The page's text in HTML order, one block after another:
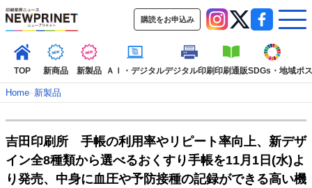
購読をお申込み
TOP 新商品 新製品 ＡＩ・デジタルデジタル印刷印刷通販SDGs・地域ポ
TOP
新着記事 特集記事
動画コンテンツ
インタビュー
コレクション
Home–新製品
吉田印刷所 手帳の利用率やリピート率向上、新デザ
イン全8種類から選べるおくすり手帳を11月1日(水)よ
り発売、中身に血圧や予防接種の記録ができる高い機